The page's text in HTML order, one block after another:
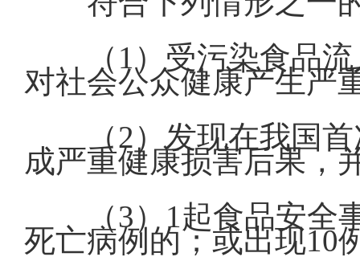
（1）受污染食品
对社会公众健康产生严
（2）发现在我国
成严重健康损害后果，
（3）1起食品安
死亡病例的；或出现10